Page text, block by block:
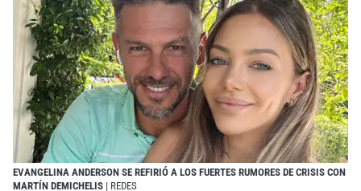
EVANGELINA ANDERSON SE REFIRIÓ A LOS FUERTES RUMORES DE CRISIS CON
MARTÍN DEMICHELIS | REDES